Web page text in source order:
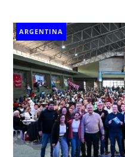
ARGENTINA